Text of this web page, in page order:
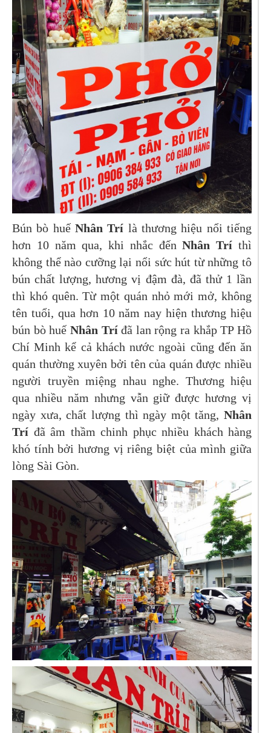
Bún bò huế Nhân Trí là thương hiệu nổi tiếng
hơn 10 năm qua, khi nhắc đếnNhân Trí thì
không thể nào cưỡng lại nổi sức hút từ những tô
bún chất lượng, hương vị đậm đà, đã thử 1 lần
thì khó quên. Từ một quán nhỏ mới mở, không
tên tuổi, qua hơn 10 năm nay hiện thương hiệu
bún bò huế Nhân Tríđã lan rộng ra khắp TP Hồ
Chí Minh kể cả khách nước ngoài cũng đến ăn
quán thường xuyên bởi tên của quán được nhiều
người truyền miệng nhau nghe. Thương hiệu
qua nhiều năm nhưng vẫn giữ được hương vị
ngày xưa, chất lượng thì ngày một tăng, Nhân
Trí đã âm thầm chinh phục nhiều khách hàng
khó tính bởi hương vị riêng biệt của mình giữa
lòng Sài Gòn.